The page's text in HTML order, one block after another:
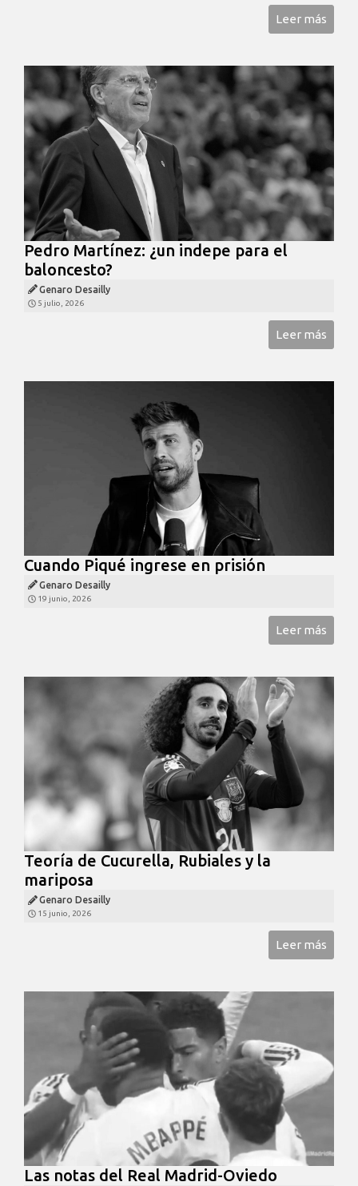
Leer más
Pedro Martínez: ¿un indepe para el
baloncesto?
Genaro Desailly
5 julio, 2026
Leer más
Cuando Piqué ingrese en prisión
Genaro Desailly
19 junio, 2026
Leer más
Teoría de Cucurella, Rubiales y la
mariposa
Genaro Desailly
15 junio, 2026
Leer más
Las notas del Real Madrid-Oviedo